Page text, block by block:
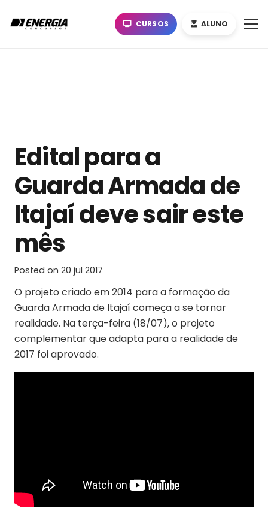
CURSOS ALUNO
Edital para a
Guarda Armada de
Itajaí deve sair este
mês
Posted on 20 jul 2017
O projeto criado em 2014 para a formação da
Guarda Armada de Itajaí começa a se tornar
realidade. Na terça-feira (18/07), o projeto
complementar que adapta para a realidade de
2017 foi aprovado.